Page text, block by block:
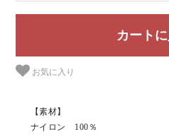
お気に入り
【素材】
ナイロン 100％